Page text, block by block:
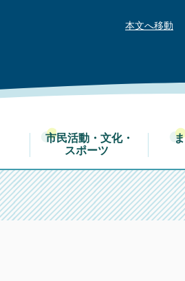
本文へ移動
市民活動・文化・
スポーツ